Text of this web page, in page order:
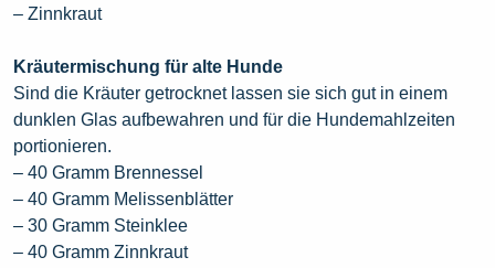
– Zinnkraut
Kräutermischung für alte Hunde
Sind die Kräuter getrocknet lassen sie sich gut in einem
dunklen Glas aufbewahren und für die Hundemahlzeiten
portionieren.
– 40 Gramm Brennessel
– 40 Gramm Melissenblätter
– 30 Gramm Steinklee
– 40 Gramm Zinnkraut